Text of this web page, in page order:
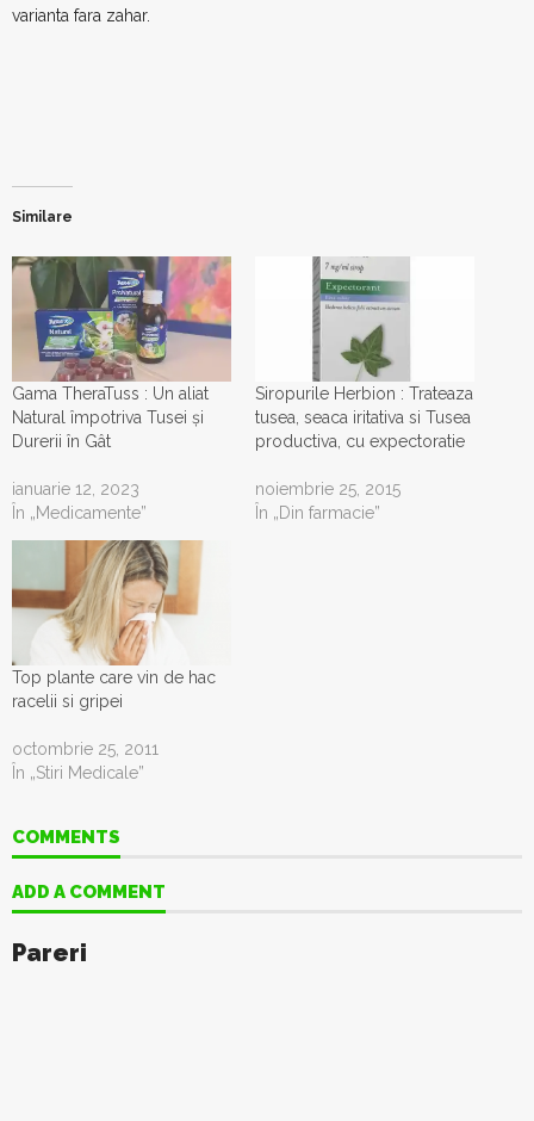
varianta fara zahar.
Similare
Gama TheraTuss : Un aliat
Natural împotriva Tusei și
Durerii în Gât
ianuarie 12, 2023
În „Medicamente”
Siropurile Herbion : Trateaza
tusea, seaca iritativa si Tusea
productiva, cu expectoratie
noiembrie 25, 2015
În „Din farmacie”
Top plante care vin de hac
racelii si gripei
octombrie 25, 2011
În „Stiri Medicale”
COMMENTS
ADD A COMMENT
Pareri